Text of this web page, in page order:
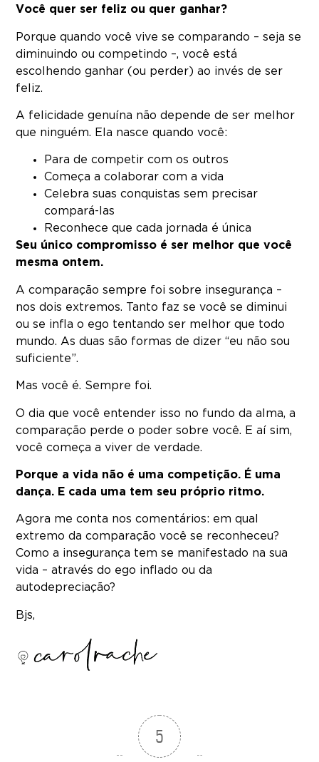
Você quer ser feliz ou quer ganhar?
Porque quando você vive se comparando – seja se
diminuindo ou competindo –, você está
escolhendo ganhar (ou perder) ao invés de ser
feliz.
A felicidade genuína não depende de ser melhor
que ninguém. Ela nasce quando você:
Para de competir com os outros
Começa a colaborar com a vida
Celebra suas conquistas sem precisar
compará-las
Reconhece que cada jornada é única
Seu único compromisso é ser melhor que você
mesma ontem.
A comparação sempre foi sobre insegurança –
nos dois extremos. Tanto faz se você se diminui
ou se infla o ego tentando ser melhor que todo
mundo. As duas são formas de dizer “eu não sou
suficiente”.
Mas você é. Sempre foi.
O dia que você entender isso no fundo da alma, a
comparação perde o poder sobre você. E aí sim,
você começa a viver de verdade.
Porque a vida não é uma competição. É uma
dança. E cada uma tem seu próprio ritmo.
Agora me conta nos comentários: em qual
extremo da comparação você se reconheceu?
Como a insegurança tem se manifestado na sua
vida – através do ego inflado ou da
autodepreciação?
Bjs,
5